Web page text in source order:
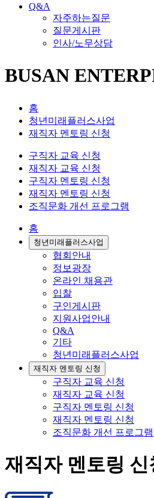
Q&A
자주하는질문
질문게시판
인사/노무상담
BUSAN
홈
청년미래플러스사업
재직자 멘토링 신청
구직자 교육 신청
재직자 교육 신청
구직자 멘토링 신청
재직자 멘토링 신청
조직문화 개선 프로그램
홈
청년미래플러스사업
협회안내
정보광장
온라인 채용관
입찰
구인게시판
지원사업안내
Q&A
기타
청년미래플러스사업
재직자 멘토링 신청
구직자 교육 신청
재직자 교육 신청
구직자 멘토링 신청
재직자 멘토링 신청
조직문화 개선 프로그램
재직자 멘토링 신